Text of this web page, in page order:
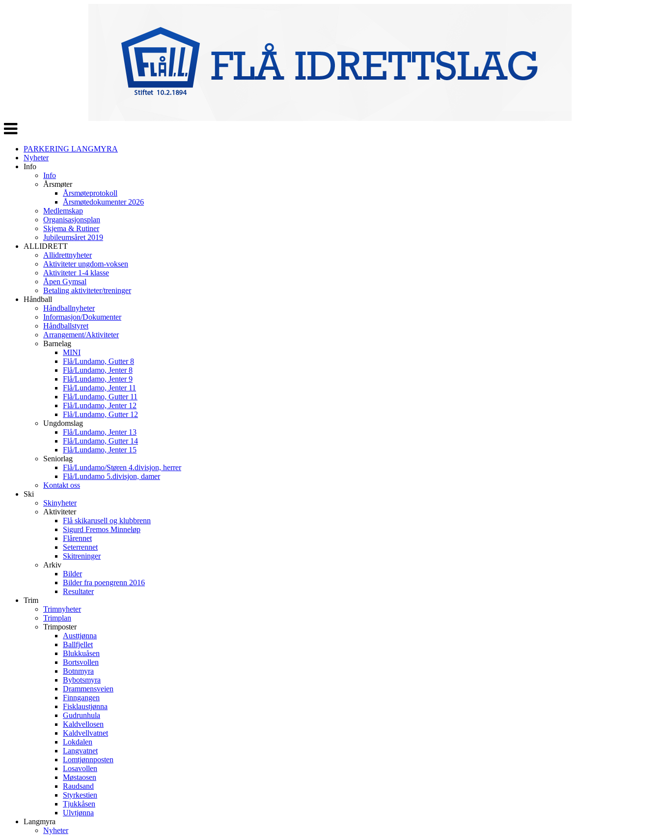
Veksle
navigasjon
PARKERING LANGMYRA
Nyheter
Info
Info
Årsmøter
Årsmøteprotokoll
Årsmøtedokumenter 2026
Medlemskap
Organisasjonsplan
Skjema & Rutiner
Jubileumsåret 2019
ALLIDRETT
Allidrettnyheter
Aktiviteter ungdom-voksen
Aktiviteter 1-4 klasse
Åpen Gymsal
Betaling aktiviteter/treninger
Håndball
Håndballnyheter
Informasjon/Dokumenter
Håndballstyret
Arrangement/Aktiviteter
Barnelag
MINI
Flå/Lundamo, Gutter 8
Flå/Lundamo, Jenter 8
Flå/Lundamo, Jenter 9
Flå/Lundamo, Jenter 11
Flå/Lundamo, Gutter 11
Flå/Lundamo, Jenter 12
Flå/Lundamo, Gutter 12
Ungdomslag
Flå/Lundamo, Jenter 13
Flå/Lundamo, Gutter 14
Flå/Lundamo, Jenter 15
Seniorlag
Flå/Lundamo/Støren 4.divisjon, herrer
Flå/Lundamo 5.divisjon, damer
Kontakt oss
Ski
Skinyheter
Aktiviteter
Flå skikarusell og klubbrenn
Sigurd Fremos Minneløp
Flårennet
Seterrennet
Skitreninger
Arkiv
Bilder
Bilder fra poengrenn 2016
Resultater
Trim
Trimnyheter
Trimplan
Trimposter
Austtjønna
Ballfjellet
Blukkuåsen
Bortsvollen
Botnmyra
Bybotsmyra
Drammensveien
Finngangen
Fisklaustjønna
Gudrunhula
Kaldvellosen
Kaldvellvatnet
Lokdalen
Langvatnet
Lomtjønnposten
Losavollen
Møstaosen
Raudsand
Styrkestien
Tjukkåsen
Ulvtjønna
Langmyra
Nyheter